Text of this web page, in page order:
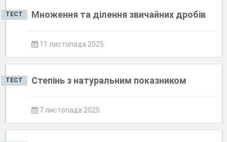
ТЕСТ Множення та ділення звичайних дробів
11 листопада 2025
ТЕСТ Степінь з натуральним показником
7 листопада 2025